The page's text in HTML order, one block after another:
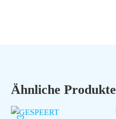
Ähnliche Produkte